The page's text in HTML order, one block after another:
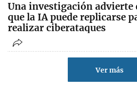
Una investigación advierte
que la IA puede replicarse
realizar ciberataques
Ver más